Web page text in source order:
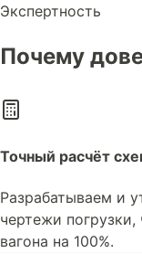
Экспертность
Почему
Точный расчёт
Разрабатываем и
чертежи
вагона на 100%.